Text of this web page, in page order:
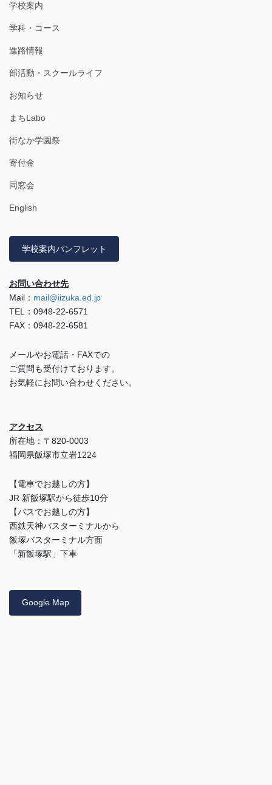
学校案内
学科・コース
進路情報
部活動・スクールライフ
お知らせ
まちLabo
街なか学園祭
寄付金
同窓会
English
学校案内パンフレット
お問い合わせ先
Mail： mail@iizuka.ed.jp
TEL：0948-22-6571
FAX：0948-22-6581
メールやお電話・FAXでの
ご質問も受付けております。
お気軽にお問い合わせください。
アクセス
所在地：〒820-0003
福岡県飯塚市立岩1224
【電車でお越しの方】
JR 新飯塚駅から徒歩10分
【バスでお越しの方】
西鉄天神バスターミナルから
飯塚バスターミナル方面
「新飯塚駅」下車
Google Map